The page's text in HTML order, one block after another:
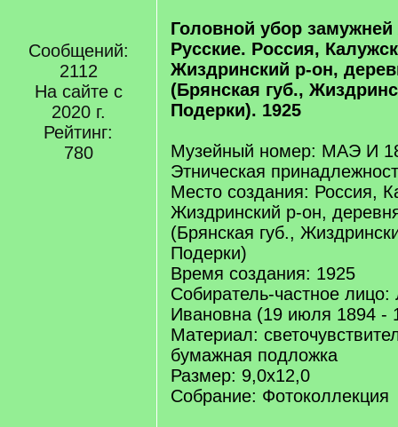
Сообщений:
2112
На сайте с
2020 г.
Рейтинг:
780
Головной убор
Русские. Россия,
Жиздринский р-он,
(Брянская губ.,
Подерки). 1925
Музейный номер: МАЭ И
Этническая
Место создания: Россия,
Жиздринский р-он,
(Брянская губ.,
Подерки)
Время создания: 1925
Собиратель-частное
Ивановна (19 июля 1894 -
Материал:
бумажная подложка
Размер: 9,0х12,0
Собрание: Фотоколлекция